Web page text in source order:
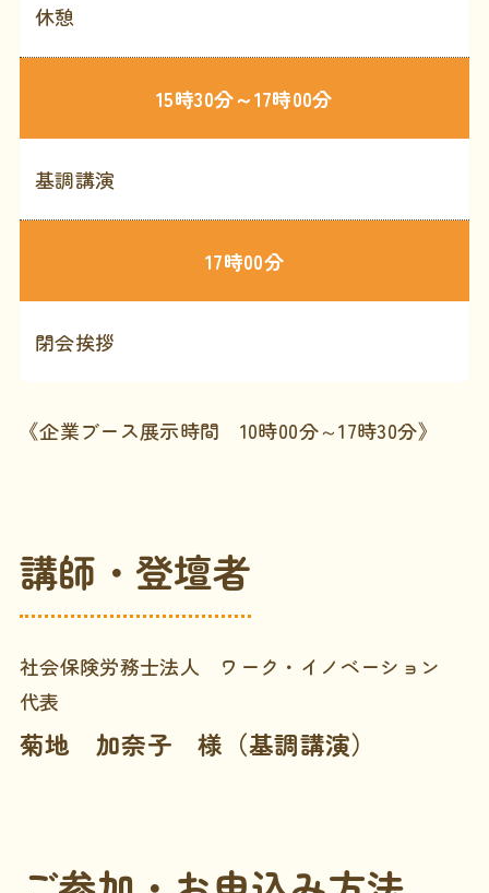
休憩
15時30分～17時00分
基調講演
17時00分
閉会挨拶
《企業ブース展示時間 10時00分～17時30分》
講師・登壇者
社会保険労務士法人 ワーク・イノベーション
代表
菊地 加奈子 様（基調講演）